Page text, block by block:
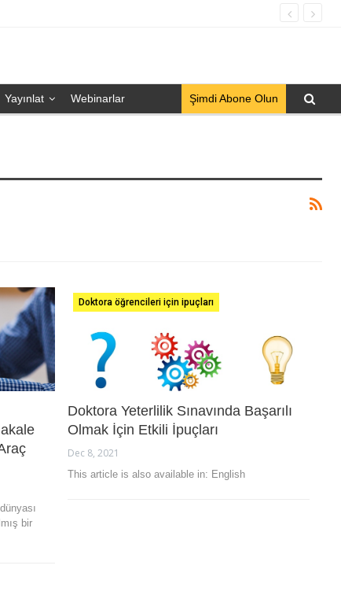
Yayınlat Şimdi Abone Olun
Webinarlar
bir
Doktora öğrencileri için ipuçları
Doktora Yeterlilik Sınavında Başarılı
Olmak İçin Etkili İpuçları
Dec 8, 2021
This article is also available in: English